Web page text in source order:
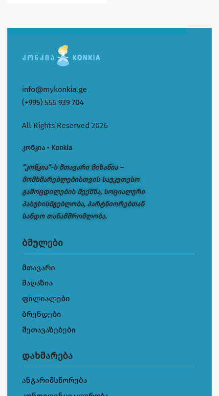
info@mykonkia.ge
(+995) 555 939 704
All Rights Reserved 2026
კონკია • Konkia
“კონკია“-ს მთავარი მიზანია –
მომხმარებლებისთვის საუკეთესო
გამოცდილების შექმნა, სოციალური
პასუხისმგებლობა, პარტნიორებთან
სანდო თანამშრომლობა.
ბმულები
მთავარი
მაღაზია
ფილიალები
ბრენდები
შეთავაზებები
დახმარება
ანგარიშსწორება